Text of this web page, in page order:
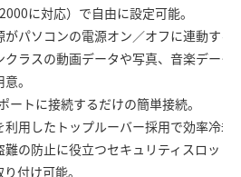
に対応）で自由に設定可能。
がパソコンの電源オン／オフに連動する
クラスの動画データや写真、音楽デー
。
ートに接続するだけの簡単接続。
利用したトップルーバー採用で効率冷却
難の防止に役立つセキュリティスロッ
付け可能。